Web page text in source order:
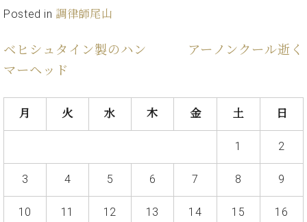
ス
ベ
ン
チ
ベ
ヒ
ュ
タ
イ
ジ
ン
楽
の
声
ン
の
ー
ス・
ベ
等)
プ
レ
リ
リ
ー
(お
せ・
は、
く
の
店
舗
で
オンライン試弾
メルマガ登録
シ
タ
ン・
Posted in 調律師尾山
ベヒシュタイン製のハン
マーヘッド
アーノンクール逝く
月 火 水 木 金 土 日
1 2
3 4 5 6 7 8 9
10 11 12 13 14 15 16